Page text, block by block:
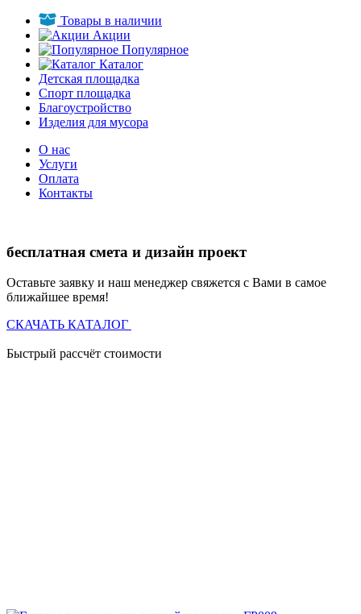
Товары в наличии
Акции
Популярное
Каталог
Детская площадка
Спорт площадка
Благоустройство
Изделия для мусора
О нас
Услуги
Оплата
Контакты
бесплатная смета и дизайн проект
Оставьте заявку и наш менеджер свяжется с Вами в самое
ближайшее время!
СКАЧАТЬ КАТАЛОГ
Быстрый рассчёт стоимости